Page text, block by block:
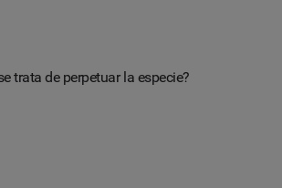
trata de perpetuar la especie?